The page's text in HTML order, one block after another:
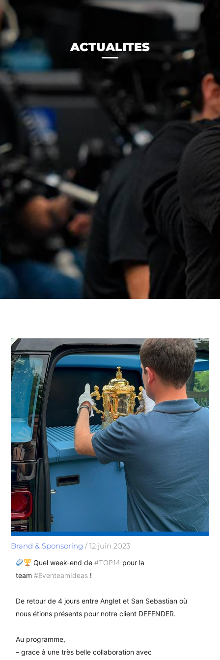
ACTUALITES
Brand & Sponsoring /12 juin 2023
Quel week-end de#TOP14 pour la
team#EventeamIdeas !
De retour de 4 jours entre Anglet et San Sebastian où
nous étions présents pour notre client DEFENDER.
Au programme,
– grace à une très belle collaboration avec